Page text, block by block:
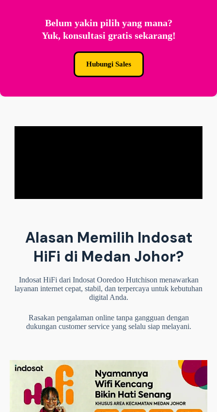
Belum yakin pilih yang mana?
Yuk, konsultasi gratis sekarang!
Hubungi Sales
Alasan Memilih Indosat
HiFi di Medan Johor?
Indosat HiFi dari Indosat Ooredoo Hutchison menawarkan
layanan internet cepat, stabil, dan terpercaya untuk kebutuhan
digital Anda.
Rasakan pengalaman online tanpa gangguan dengan
dukungan customer service yang selalu siap melayani.